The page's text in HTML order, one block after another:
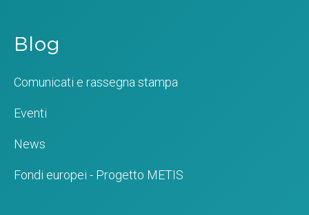
Blog
Comunicati e rassegna stampa
Eventi
News
Fondi europei - Progetto METIS